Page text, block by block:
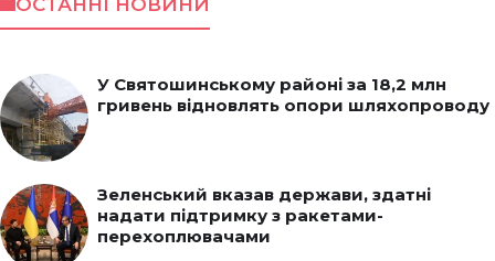
У Святошинському районі за 18,2 млн
гривень відновлять опори шляхопроводу
Зеленський вказав держави, здатні
надати підтримку з ракетами-
перехоплювачами